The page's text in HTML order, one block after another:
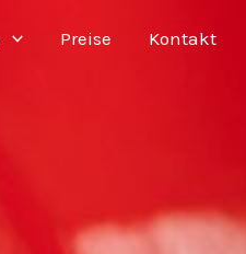
Preise Kontakt